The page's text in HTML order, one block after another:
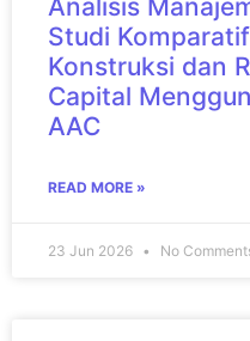
Analisis
Studi
Konstruksi dan
Capital
AAC
READ MORE »
23 Jun 2026 No